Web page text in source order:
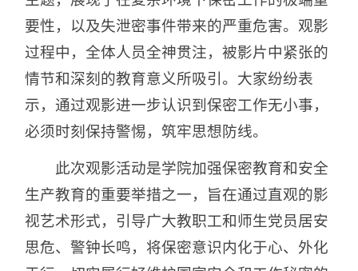
要性，以及失泄密事件带来的严重危害。观影
过程中，全体人员全神贯注，被影片中紧张的
情节和深刻的教育意义所吸引。大家纷纷表
示，通过观影进一步认识到保密工作无小事，
必须时刻保持警惕，筑牢思想防线。
此次观影活动是学院加强保密教育和安全
生产教育的重要举措之一，旨在通过直观的影
视艺术形式，引导广大教职工和师生党员居安
思危、警钟长鸣，将保密意识内化于心、外化